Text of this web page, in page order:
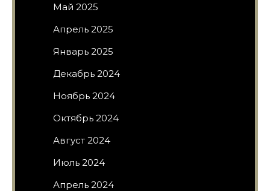
Май 2025
Апрель 2025
Январь 2025
Декабрь 2024
Ноябрь 2024
Октябрь 2024
Август 2024
Июль 2024
Апрель 2024